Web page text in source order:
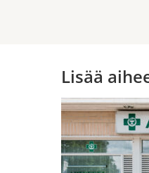
Lisää